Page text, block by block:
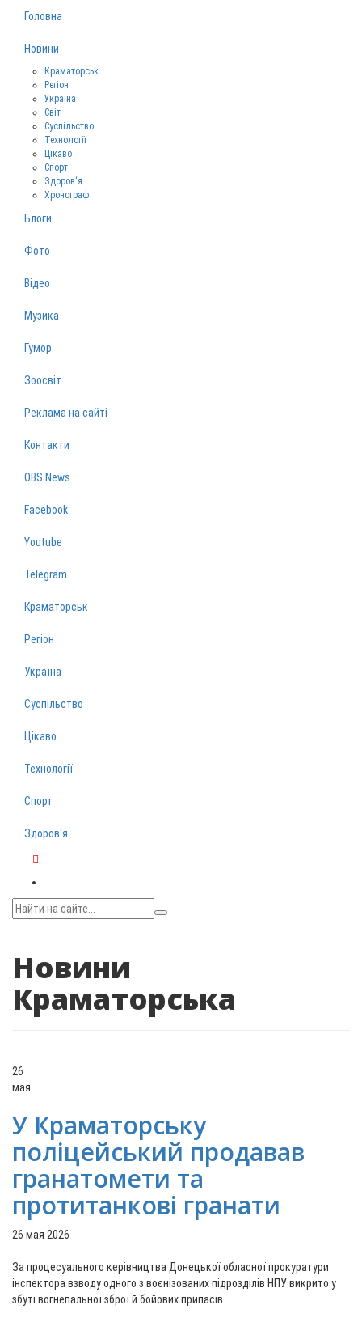
Головна
Новини
Краматорськ
Регіон
Україна
Світ
Суспільство
Технології
Цікаво
Спорт
Здоров‘я
Хронограф
Блоги
Фото
Відео
Музика
Гумор
Зоосвіт
Реклама на сайті
Контакти
OBS News
Facebook
Youtube
Telegram
Краматорськ
Регіон
Україна
Суспільство
Цікаво
Технології
Спорт
Здоров‘я
Новини
Краматорська
26
мая
У Краматорську
поліцейський продавав
гранатомети та
протитанкові гранати
26 мая 2026
За процесуального керівництва Донецької обласної прокуратури
інспектора взводу одного з воєнізованих підрозділів НПУ викрито у
збуті вогнепальної зброї й бойових припасів.